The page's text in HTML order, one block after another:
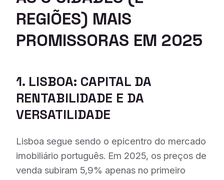
REGIÕES) MAIS
PROMISSORAS EM 2025
1. LISBOA: CAPITAL DA
RENTABILIDADE E DA
VERSATILIDADE
Lisboa segue sendo o epicentro do mercado
imobiliário português. Em 2025, os preços de
venda subiram 5,9% apenas no primeiro